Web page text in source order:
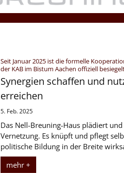
Seit Januar 2025 ist die formelle
der KAB im Bistum Aachen offiziell
Synergien schaffen und
erreichen
5. Feb. 2025
Das Nell-Breuning-Haus plädiert
Vernetzung. Es knüpft und pflegt
politische Bildung in der Breite
mehr +